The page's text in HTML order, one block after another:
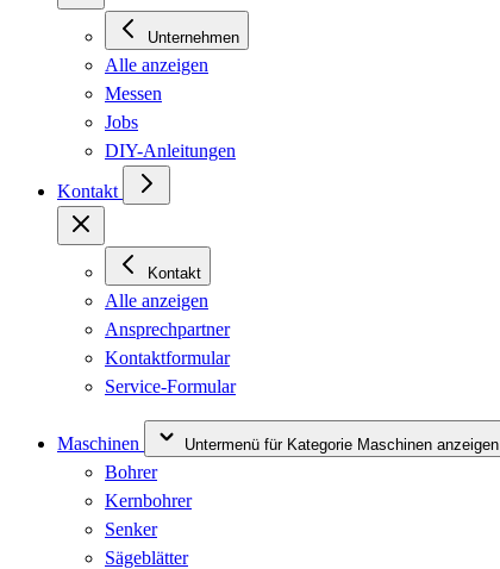
Unternehmen
Alle anzeigen
Messen
Jobs
DIY-Anleitungen
Kontakt
Kontakt
Alle anzeigen
Ansprechpartner
Kontaktformular
Service-Formular
Maschinen Untermenü für Kategorie Maschinen anzeigen
Bohrer
Kernbohrer
Senker
Sägeblätter